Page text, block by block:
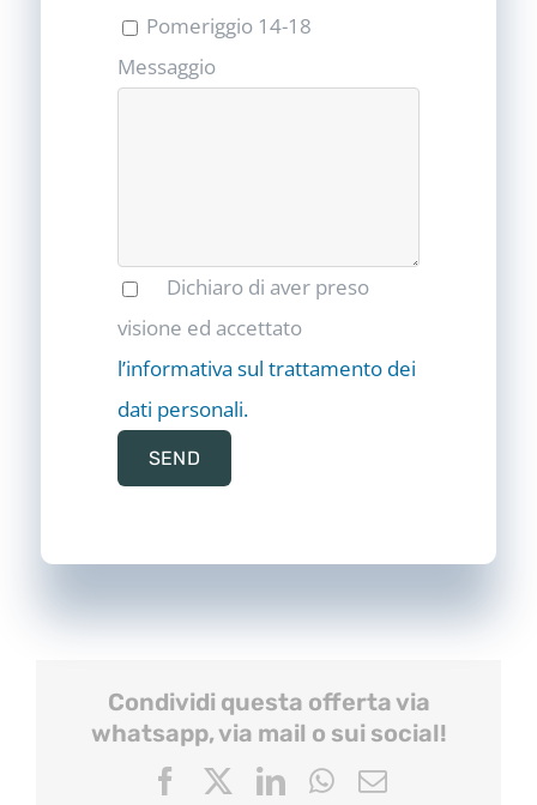
Pomeriggio 14-18
Messaggio
Dichiaro di aver preso
visione ed accettato
l’informativa sul trattamento dei
dati personali.
Condividi questa offerta via
whatsapp, via mail o sui social!
FacebookLinkedIn
WhatsApp
Email